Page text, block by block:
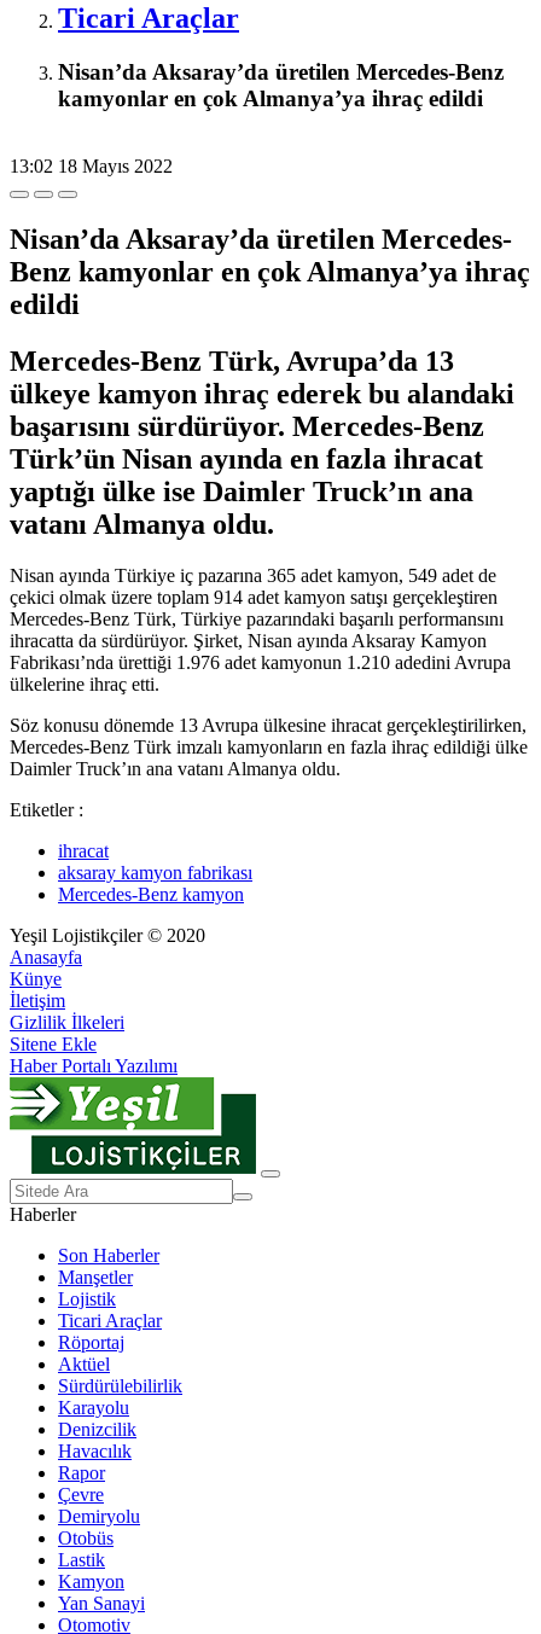
Ticari Araçlar
Nisan’da Aksaray’da üretilen Mercedes-Benz
kamyonlar en çok Almanya’ya ihraç edildi
13:02 18 Mayıs 2022
Nisan’da Aksaray’da üretilen Mercedes-
Benz kamyonlar en çok Almanya’ya ihraç
edildi
Mercedes-Benz Türk, Avrupa’da 13
ülkeye kamyon ihraç ederek bu alandaki
başarısını sürdürüyor. Mercedes-Benz
Türk’ün Nisan ayında en fazla ihracat
yaptığı ülke ise Daimler Truck’ın ana
vatanı Almanya oldu.
Nisan ayında Türkiye iç pazarına 365 adet kamyon, 549 adet de
çekici olmak üzere toplam 914 adet kamyon satışı gerçekleştiren
Mercedes-Benz Türk, Türkiye pazarındaki başarılı performansını
ihracatta da sürdürüyor. Şirket, Nisan ayında Aksaray Kamyon
Fabrikası’nda ürettiği 1.976 adet kamyonun 1.210 adedini Avrupa
ülkelerine ihraç etti.
Söz konusu dönemde 13 Avrupa ülkesine ihracat gerçekleştirilirken,
Mercedes-Benz Türk imzalı kamyonların en fazla ihraç edildiği ülke
Daimler Truck’ın ana vatanı Almanya oldu.
Etiketler :
ihracat
aksaray kamyon fabrikası
Mercedes-Benz kamyon
Yeşil Lojistikçiler © 2020
Anasayfa
Künye
İletişim
Gizlilik İlkeleri
Sitene Ekle
Haber Portalı Yazılımı
Haberler
Son Haberler
Manşetler
Lojistik
Ticari Araçlar
Röportaj
Aktüel
Sürdürülebilirlik
Karayolu
Denizcilik
Havacılık
Rapor
Çevre
Demiryolu
Otobüs
Lastik
Kamyon
Yan Sanayi
Otomotiv